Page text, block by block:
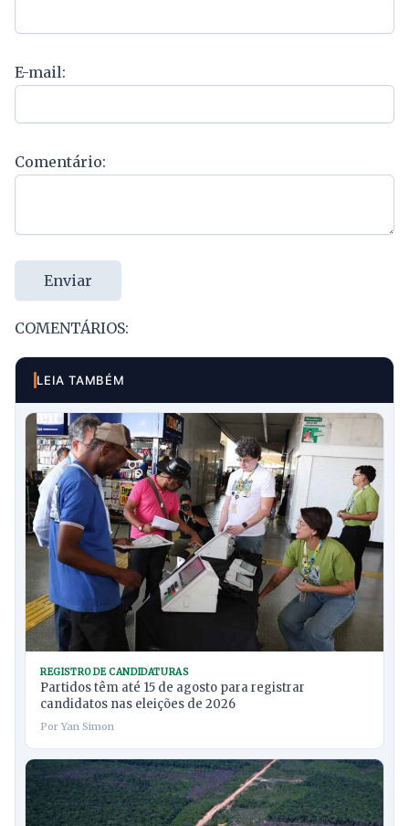
E-mail:
Comentário:
Enviar
COMENTÁRIOS:
LEIA TAMBÉM
REGISTRO DE CANDIDATURAS
Partidos têm até 15 de agosto para registrar
candidatos nas eleições de 2026
Por Yan Simon